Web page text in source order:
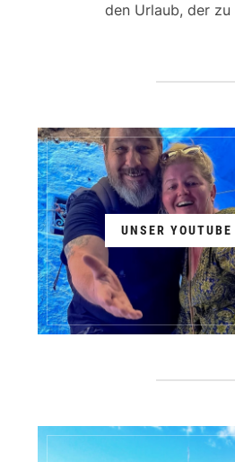
den Urlaub, der zu
UNSER